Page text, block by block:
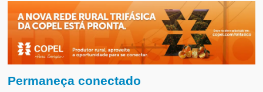
Permaneça conectado